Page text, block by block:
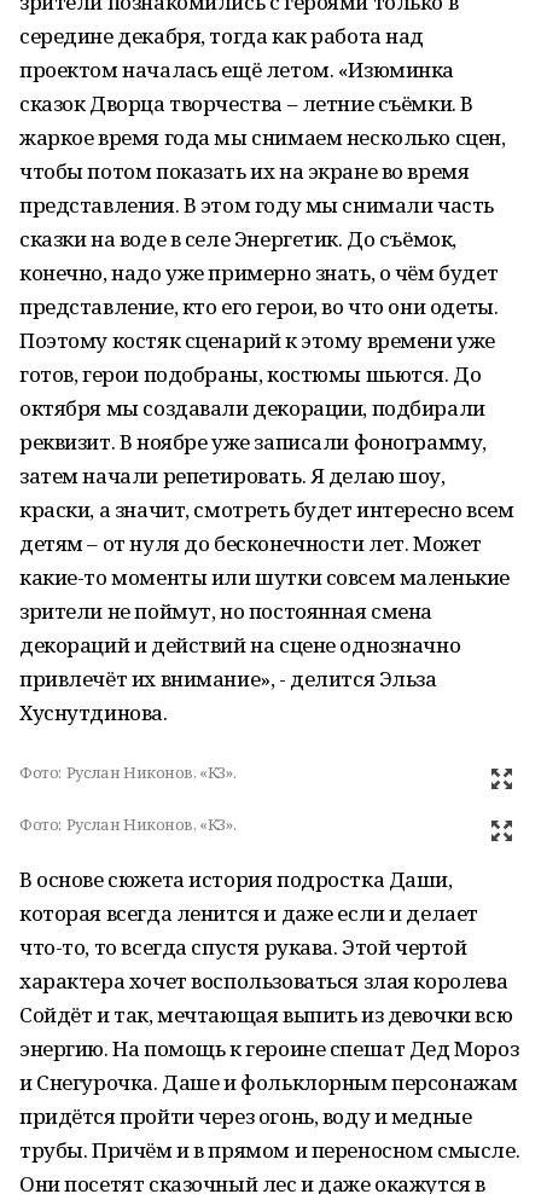
середине декабря, тогда как работа над
проектом началась ещё летом. «Изюминка
сказок Дворца творчества – летние съёмки. В
жаркое время года мы снимаем несколько сцен,
чтобы потом показать их на экране во время
представления. В этом году мы снимали часть
сказки на воде в селе Энергетик. До съёмок,
конечно, надо уже примерно знать, о чём будет
представление, кто его герои, во что они одеты.
Поэтому костяк сценарий к этому времени уже
готов, герои подобраны, костюмы шьются. До
октября мы создавали декорации, подбирали
реквизит. В ноябре уже записали фонограмму,
затем начали репетировать. Я делаю шоу,
краски, а значит, смотреть будет интересно всем
детям – от нуля до бесконечности лет. Может
какие-то моменты или шутки совсем маленькие
зрители не поймут, но постоянная смена
декораций и действий на сцене однозначно
привлечёт их внимание», - делится Эльза
Хуснутдинова.
Фото: Руслан Никонов, «КЗ».
Фото: Руслан Никонов, «КЗ».
В основе сюжета история подростка Даши,
которая всегда ленится и даже если и делает
что-то, то всегда спустя рукава. Этой чертой
характера хочет воспользоваться злая королева
Сойдёт и так, мечтающая выпить из девочки всю
энергию. На помощь к героине спешат Дед Мороз
и Снегурочка. Даше и фольклорным персонажам
придётся пройти через огонь, воду и медные
трубы. Причём и в прямом и переносном смысле.
Они посетят сказочный лес и даже окажутся в